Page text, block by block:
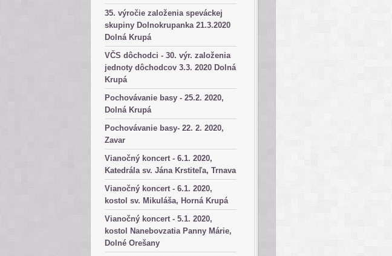
35. výročie založenia speváckej
skupiny Dolnokrupanka 21.3.2020
Dolná Krupá
VČS dôchodci - 30. výr. založenia
jednoty dôchodcov 3.3. 2020 Dolná
Krupá
Pochovávanie basy - 25.2. 2020,
Dolná Krupá
Pochovávanie basy- 22. 2. 2020,
Zavar
Vianočný koncert - 6.1. 2020,
Katedrála sv. Jána Krstiteľa, Trnava
Vianočný koncert - 6.1. 2020,
kostol sv. Mikuláša, Horná Krupá
Vianočný koncert - 5.1. 2020,
kostol Nanebovzatia Panny Márie,
Dolné Orešany